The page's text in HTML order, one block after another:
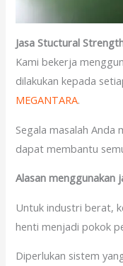
Jasa Stuctural
Kami bekerja
dilakukan kepada
MEGANTARA.
Segala masalah Anda
dapat membantu
Alasan menggunakan
Untuk industri berat,
henti menjadi pokok
Diperlukan sistem